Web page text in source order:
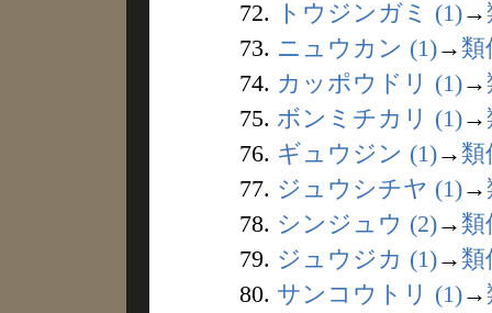
72.
トウジンガミ (1)→
73. ニュウカン (1)→ 類
74. カッポウドリ (1)→
75. ボンミチカリ (1)→
76. ギュウジン (1)→ 類
77. ジュウシチヤ (1)→
78. シンジュウ (2)→ 類
79. ジュウジカ (1)→ 類
80. サンコウトリ (1)→